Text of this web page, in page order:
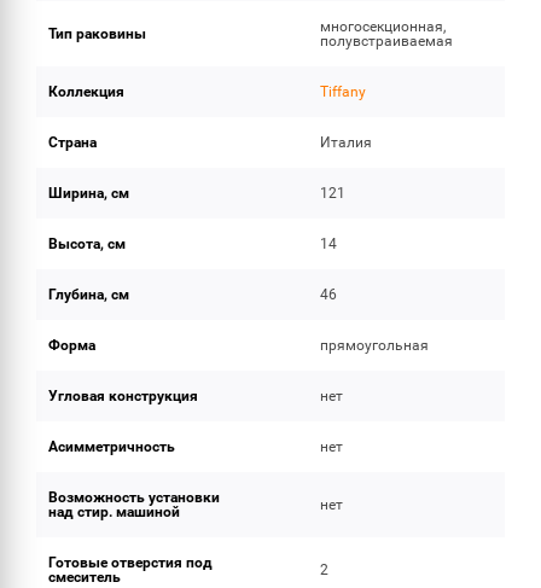
Тип раковины
многосекционная,
полувстраиваемая
Коллекция Tiffany
Страна Италия
Ширина, см 121
Высота, см 14
Глубина, см 46
Форма прямоугольная
Угловая конструкция нет
Асимметричность нет
Возможность установки
над стир. машиной
нет
Готовые отверстия под
смеситель
2